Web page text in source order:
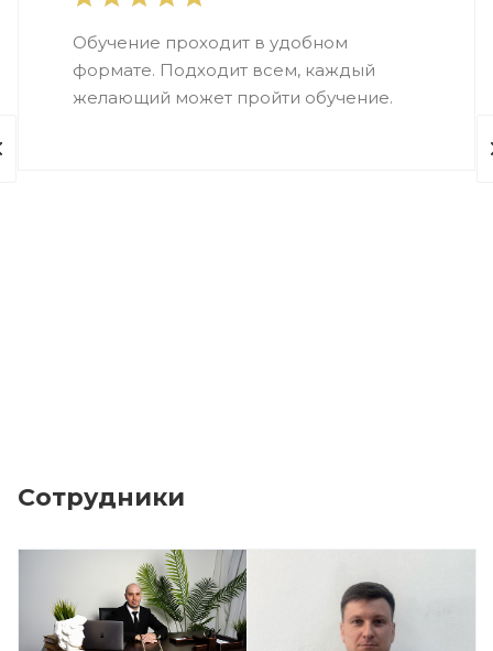
Обучение проходит в удобном
формате. Подходит всем, каждый
желающий может пройти обучение.
Сотрудники